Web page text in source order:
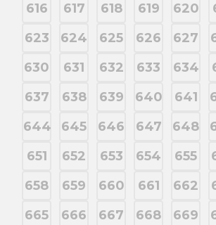
616
617 618 619 620
623
624 625 626 627
630
631 632 633 634
637
638 639 640 641
644
645 646 647 648
651
652 653 654 655
658
659 660 661 662
665
666 667 668 669